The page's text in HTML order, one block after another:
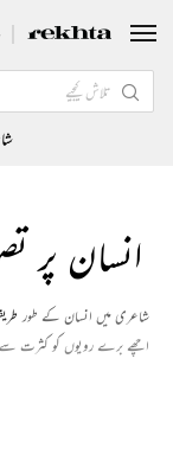
انسان پر
شاعری میں انسان کے طور
اچھے برے رویوں کو کثرت سے
پہلوؤں کو بھی موضوع
میں موجود انسان کی یہ